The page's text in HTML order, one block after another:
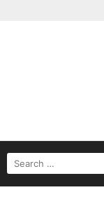
SEARCH
FOR: